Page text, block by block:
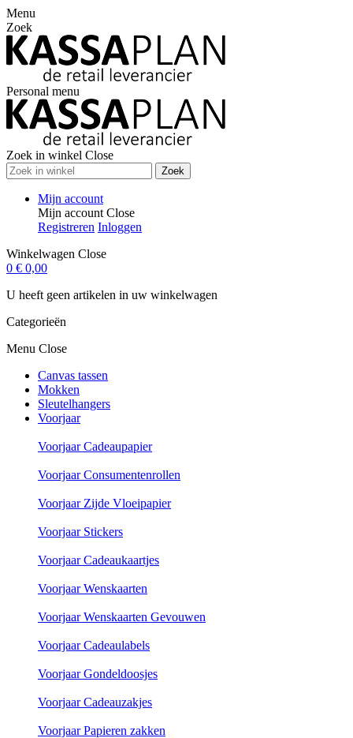
Menu
Zoek
Personal menu
Zoek in winkel Close
Zoek
Mijn account
Mijn account Close
Registreren Inloggen
Winkelwagen Close
0 € 0,00
U heeft geen artikelen in uw winkelwagen
Categorieën
Menu Close
Canvas tassen
Mokken
Sleutelhangers
Voorjaar
Voorjaar Cadeaupapier
Voorjaar Consumentenrollen
Voorjaar Zijde Vloeipapier
Voorjaar Stickers
Voorjaar Cadeaukaartjes
Voorjaar Wenskaarten
Voorjaar Wenskaarten Gevouwen
Voorjaar Cadeaulabels
Voorjaar Gondeldoosjes
Voorjaar Cadeauzakjes
Voorjaar Papieren zakken